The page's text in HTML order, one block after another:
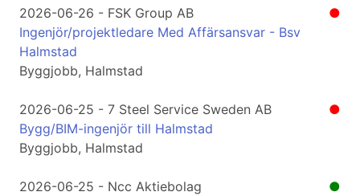
●
2026-06-26 - FSK Group AB
Ingenjör/projektledare Med Affärsansvar - Bsv
Halmstad
Byggjobb, Halmstad
●
2026-06-25 - 7 Steel Service Sweden AB
Bygg/BIM-ingenjör till Halmstad
Byggjobb, Halmstad
●
2026-06-25 - Ncc Aktiebolag